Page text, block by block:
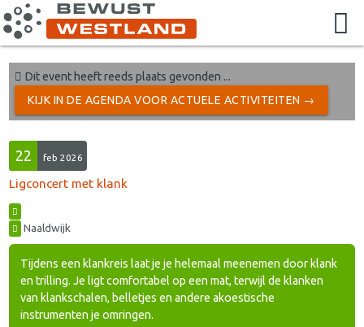
Dit event heeft reeds plaats gevonden ...
KIJK IN DE AGENDA VOOR ACTUELE ACTIVITEITEN →
22 feb 2026
Ligconcert met klank
Naaldwijk
Tijdens een klankreis laat je je helemaal meenemen door klank
en trilling. Je ligt comfortabel op een mat, terwijl de klanken
van klankschalen, belletjes en andere akoestische
instrumenten je omringen.